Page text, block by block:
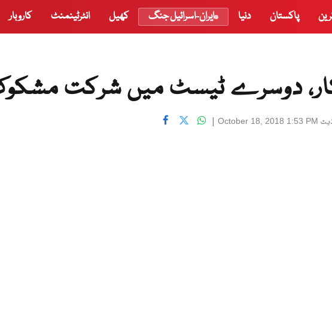
پاکستان دنیا ایران-اسرائیل جنگ کھیل انٹرٹینمنٹ کاروبار
دوسرے ٹیسٹ میں شرکت
October 18, 2018 1:53 PM
|